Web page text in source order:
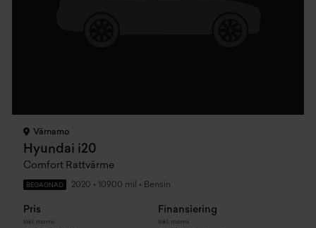
Värnamo
Hyundai i20
Comfort Rattvärme
BEGAGNAD 2020 • 10900 mil • Bensin
Pris
Inkl. moms
Finansiering
Inkl. moms